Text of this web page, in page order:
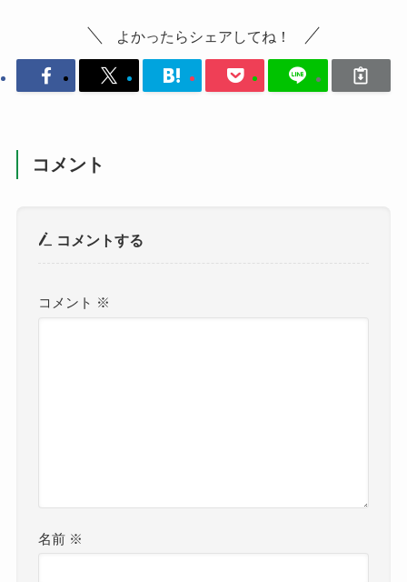
よかったらシェアしてね！
コメント
コメントする
コメント ※
名前 ※